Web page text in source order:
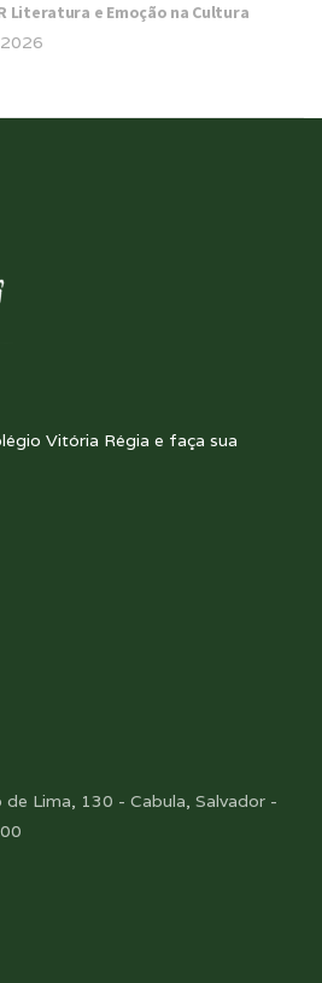
Literatura e Emoção na Cultura
Vitória Régia e faça sua
Lima, 130 - Cabula, Salvador -